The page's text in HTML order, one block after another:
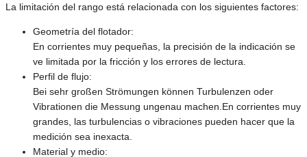
La limitación del rango está relacionada con los siguientes factores:
Geometría del flotador:
En corrientes muy pequeñas, la precisión de la indicación se
ve limitada por la fricción y los errores de lectura.
Perfil de flujo:
Bei sehr großen Strömungen können Turbulenzen oder
Vibrationen die Messung ungenau machen.En corrientes muy
grandes, las turbulencias o vibraciones pueden hacer que la
medición sea inexacta.
Material y medio: